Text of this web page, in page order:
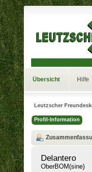
Übersicht Hilfe
Leutzscher
Profil-Information
Delantero
OberBOM(sine)